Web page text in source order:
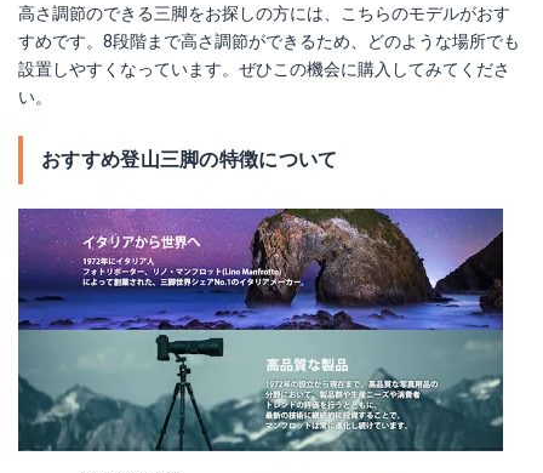
高さ調節のできる三脚をお探しの方には、こちらのモデルがおす
すめです。8段階まで高さ調節ができるため、どのような場所でも
設置しやすくなっています。ぜひこの機会に購入してみてくださ
い。
おすすめ登山三脚の特徴について